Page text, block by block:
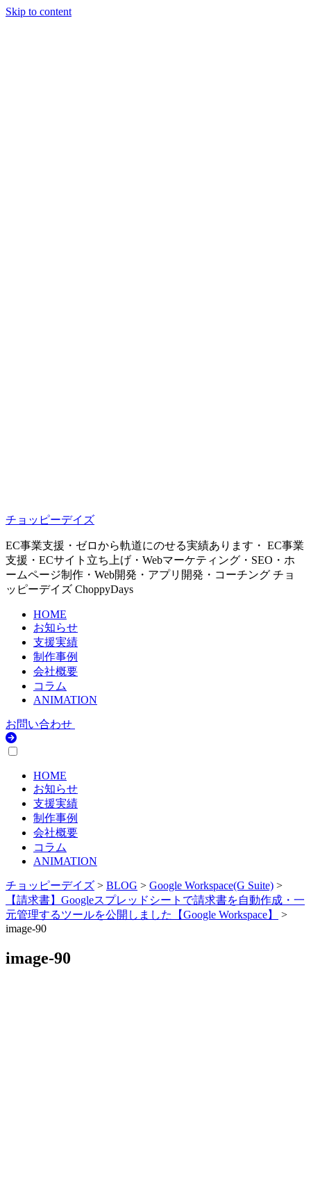
Skip to content
チョッピーデイズ
EC事業支援・ゼロから軌道にのせる実績あります・ EC事業
支援・ECサイト立ち上げ・Webマーケティング・SEO・ホ
ームページ制作・Web開発・アプリ開発・コーチング チョ
ッピーデイズ ChoppyDays
HOME
お知らせ
支援実績
制作事例
会社概要
コラム
ANIMATION
お問い合わせ
HOME
お知らせ
支援実績
制作事例
会社概要
コラム
ANIMATION
チョッピーデイズ > BLOG > Google Workspace(G Suite) >
【請求書】Googleスプレッドシートで請求書を自動作成・一
元管理するツールを公開しました【Google Workspace】
>
image-90
image-90